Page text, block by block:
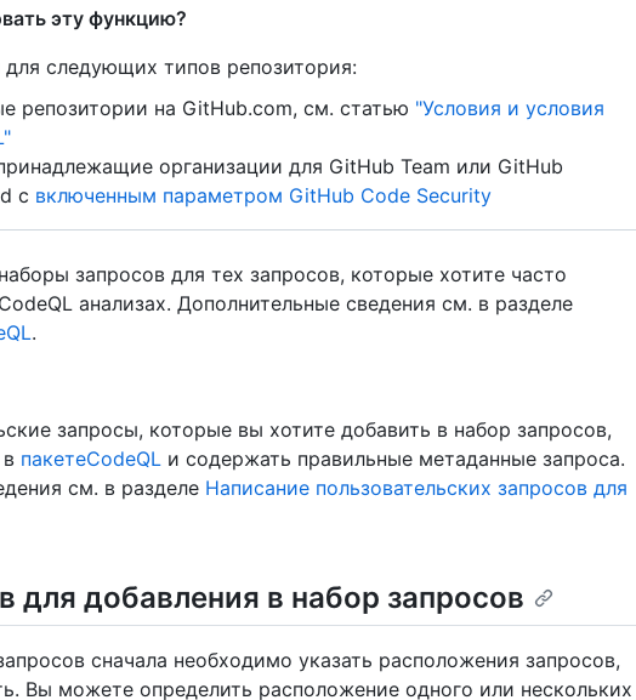
эту функцию?
для следующих типов репозитория:
репозитории на GitHub.com, см. статью "Условия и условия
организации для GitHub Team или GitHub
с включенным параметром GitHub Code Security
запросов для тех запросов, которые хотите часто
анализах. Дополнительные сведения см. в разделе
.
запросы, которые вы хотите добавить в набор запросов,
пакетеCodeQL и содержать правильные метаданные запроса.
см. в разделе Написание пользовательских запросов для
для добавления в набор запросов
сначала необходимо указать расположения запросов,
Вы можете определить расположение одного или нескольких